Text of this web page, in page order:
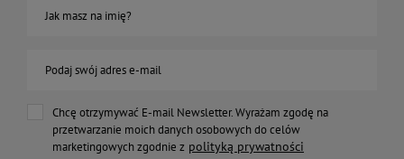
Jak masz na imię?
Podaj swój adres e-mail
Chcę otrzymywać E-mail Newsletter. Wyrażam zgodę na
przetwarzanie moich danych osobowych do celów
marketingowych zgodnie z polityką prywatności